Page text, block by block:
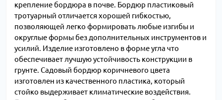
крепление бордюра в почве. Бордюр пластиковый
тротуарный отличается хорошей гибкостью,
позволяющей легко формировать любые изгибы и
округлые формы без дополнительных инструментов и
усилий. Изделие изготовлено в форме угла что
обеспечивает лучшую устойчивость конструкции в
грунте. Садовый бордюр коричневого цвета
изготовлен из качественного пластика, который
стойко выдерживает климатические воздействия.